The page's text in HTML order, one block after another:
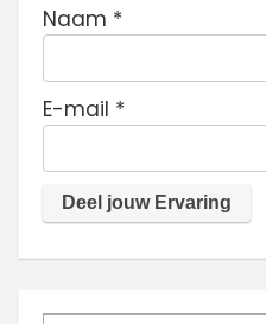
Naam *
E-mail *